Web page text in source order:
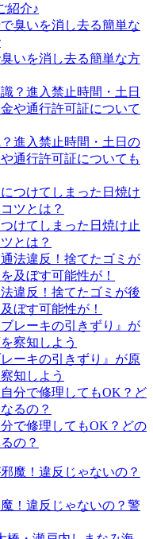
紹介♪
いを消し去る簡単な方
進入禁止時間・土日の
通行許可証についても
けてしまった日焼け止
とは？
違反！捨てたゴミが後
ぼす可能性が！
ーキの引きずり』が原
知しよう
で修理してもOK？どの
の？
！違反じゃないの？警